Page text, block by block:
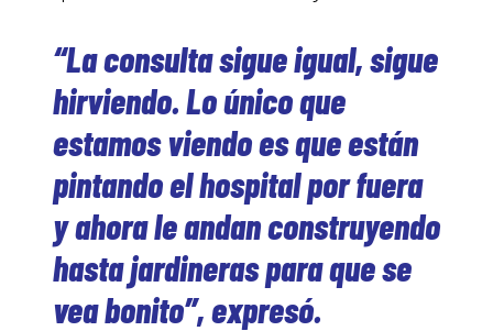
“La consulta sigue igual, sigue
hirviendo. Lo único que
estamos viendo es que están
pintando el hospital por fuera
y ahora le andan construyendo
hasta jardineras para que se
vea bonito”, expresó.